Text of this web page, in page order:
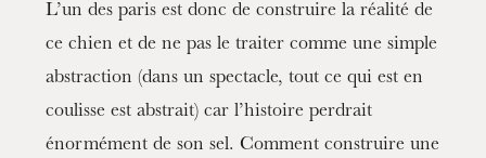
L’un des paris est donc de construire la réalité de
ce chien et de ne pas le traiter comme une simple
abstraction (dans un spectacle, tout ce qui est en
coulisse est abstrait) car l’histoire perdrait
énormément de son sel. Comment construire une